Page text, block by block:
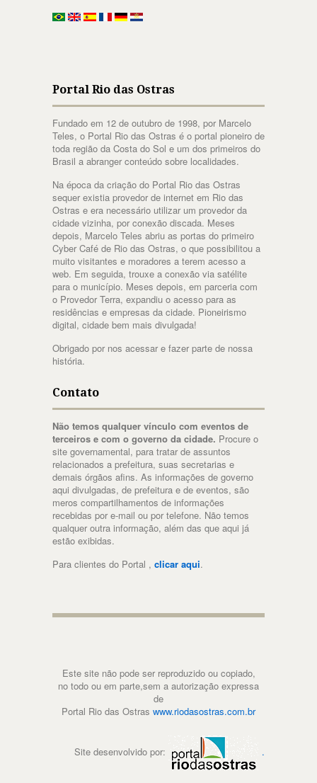
Portal Rio das Ostras
Fundado em 12 de outubro de 1998, por Marcelo
Teles, o Portal Rio das Ostras é o portal pioneiro de
toda região da Costa do Sol e um dos primeiros do
Brasil a abranger conteúdo sobre localidades.
Na época da criação do Portal Rio das Ostras
sequer existia provedor de internet em Rio das
Ostras e era necessário utilizar um provedor da
cidade vizinha, por conexão discada. Meses
depois, Marcelo Teles abriu as portas do primeiro
Cyber Café de Rio das Ostras, o que possibilitou a
muito visitantes e moradores a terem acesso a
web. Em seguida, trouxe a conexão via satélite
para o município. Meses depois, em parceria com
o Provedor Terra, expandiu o acesso para as
residências e empresas da cidade. Pioneirismo
digital, cidade bem mais divulgada!
Obrigado por nos acessar e fazer parte de nossa
história.
Contato
Não temos qualquer vínculo com eventos de
terceiros e com o governo da cidade. Procure o
site governamental, para tratar de assuntos
relacionados a prefeitura, suas secretarias e
demais órgãos afins. As informações de governo
aqui divulgadas, de prefeitura e de eventos, são
meros compartilhamentos de informações
recebidas por e-mail ou por telefone. Não temos
qualquer outra informação, além das que aqui já
estão exibidas.
Para clientes do Portal , clicar aqui.
Este site não pode ser reproduzido ou copiado,
no todo ou em parte,sem a autorização expressa
de
Portal Rio das Ostras www.riodasostras.com.br
Site desenvolvido por: .